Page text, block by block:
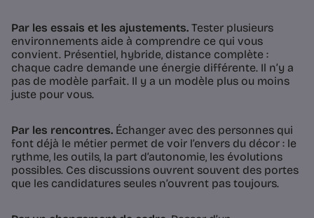
Par les essais et les ajustements. Tester plusieurs
environnements aide à comprendre ce qui vous
convient. Présentiel, hybride, distance complète :
chaque cadre demande une énergie différente. Il n’y a
pas de modèle parfait. Il y a un modèle plus ou moins
juste pour vous.
Par les rencontres. Échanger avec des personnes qui
font déjà le métier permet de voir l’envers du décor : le
rythme, les outils, la part d’autonomie, les évolutions
possibles. Ces discussions ouvrent souvent des portes
que les candidatures seules n’ouvrent pas toujours.